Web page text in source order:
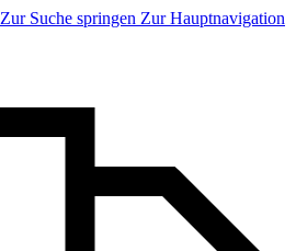
Zur Suche springen Zur Hauptnavigation